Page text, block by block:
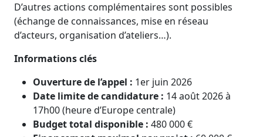
D’autres actions complémentaires sont possibles
(échange de connaissances, mise en réseau
d’acteurs, organisation d’ateliers…).
Informations clés
Ouverture de l’appel : 1er juin 2026
Date limite de candidature : 14 août 2026 à
17h00 (heure d’Europe centrale)
Budget total disponible : 480 000 €